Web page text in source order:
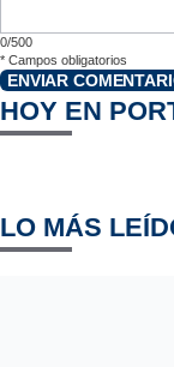
0/500
* Campos obligatorios
ENVIAR
HOY EN
LO MÁS